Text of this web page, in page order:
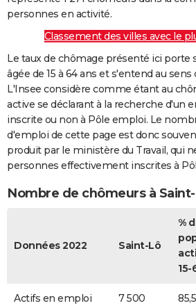
personnes en activité.
Classement des villes avec le
Le taux de chômage présenté ici porte
âgée de 15 à 64 ans et s'entend au
L'Insee considère comme étant au
active se déclarant à la recherche d'un
inscrite ou non à Pôle emploi. Le
d'emploi de cette page est donc
produit par le ministère du Travail, qui
personnes effectivement inscrites à
Nombre de chômeurs à
Données 2022 Saint-Lô
%
15-
Actifs en emploi 7 500